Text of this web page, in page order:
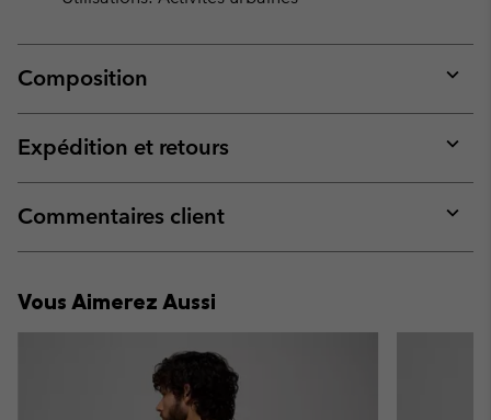
Composition
or
Expédition et retours
or
Commentaires client
or
Vous Aimerez Aussi